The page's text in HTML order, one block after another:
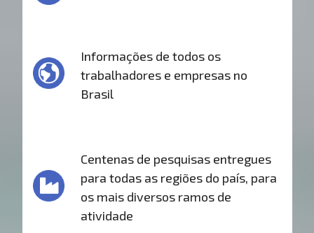
Informações de todos os
trabalhadores e empresas no
Brasil
Centenas de pesquisas entregues
para todas as regiões do país, para
os mais diversos ramos de
atividade